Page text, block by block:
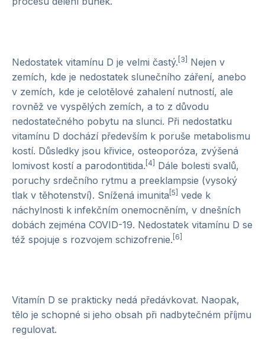
Nedostatek vitamínu D je velmi častý. [3] Nejen v
zemích, kde je nedostatek slunečního záření, anebo
v zemích, kde je celotělové zahalení nutností, ale
rovněž ve vyspělých zemích, a to z důvodu
nedostatečného pobytu na slunci. Při nedostatku
vitamínu D dochází především k poruše metabolismu
kostí. Důsledky jsou křivice, osteoporóza, zvýšená
lomivost kostí a parodontitida. [4] Dále bolesti svalů,
poruchy srdečního rytmu a preeklampsie (vysoký
tlak v těhotenství). Snížená imunita [5] vede k
náchylnosti k infekčním onemocněním, v dnešních
dobách zejména COVID-19. Nedostatek vitamínu D se
též spojuje s rozvojem schizofrenie. [6]
Vitamín D se prakticky nedá předávkovat. Naopak,
tělo je schopné si jeho obsah při nadbytečném příjmu
regulovat.